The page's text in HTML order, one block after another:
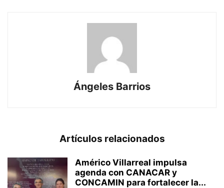
Ángeles Barrios
Artículos relacionados
Américo Villarreal impulsa
agenda con CANACAR y
CONCAMIN para fortalecer la...